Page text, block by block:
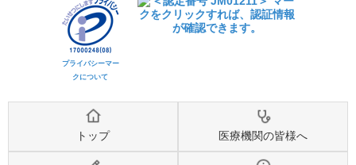
プライバシーマー
クについて
トップ 医療機関の皆様へ